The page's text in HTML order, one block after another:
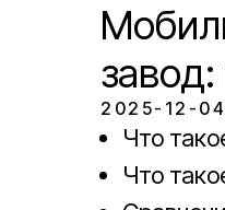
2025-12-
Что
Что